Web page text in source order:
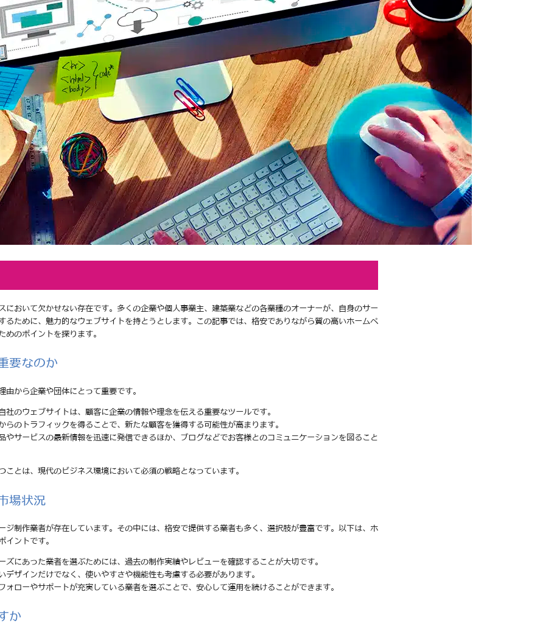
において欠かせない存在です。多くの企業や個人事業主、建築業などの各業種のオーナーが、自身のサー
るために、魅力的なウェブサイトを持とうとします。この記事では、格安でありながら質の高いホームペ
めのポイントを探ります。
要なのか
由から企業や団体にとって重要です。
社のウェブサイトは、顧客に企業の情報や理念を伝える重要なツールです。
らのトラフィックを得ることで、新たな顧客を獲得する可能性が高まります。
やサービスの最新情報を迅速に発信できるほか、ブログなどでお客様とのコミュニケーションを図ること
ことは、現代のビジネス環境において必須の戦略となっています。
場状況
ジ制作業者が存在しています。その中には、格安で提供する業者も多く、選択肢が豊富です。以下は、ホ
イントです。
ズにあった業者を選ぶためには、過去の制作実績やレビューを確認することが大切です。
デザインだけでなく、使いやすさや機能性も考慮する必要があります。
ォローやサポートが充実している業者を選ぶことで、安心して運用を続けることができます。
か